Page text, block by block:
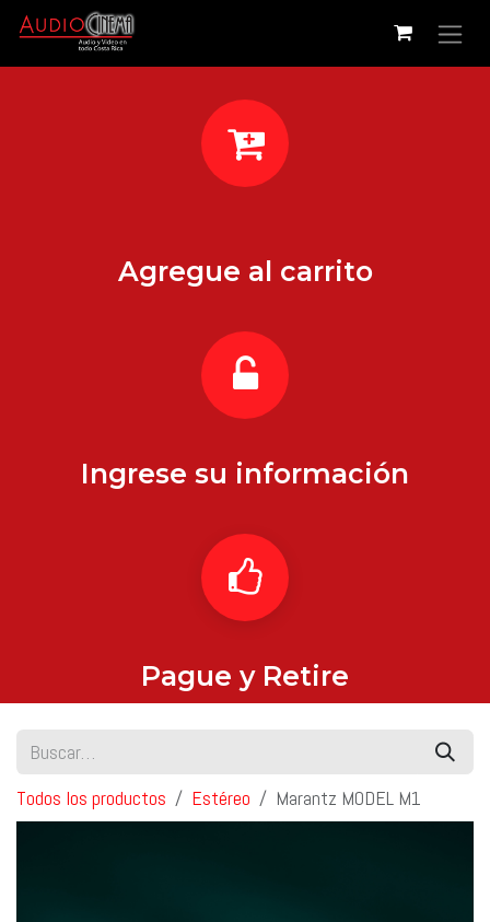
Ir al contenido
Agregue al carrito
Ingrese su información
Pague y Retire
Todos los productos Estéreo Marantz MODEL M1